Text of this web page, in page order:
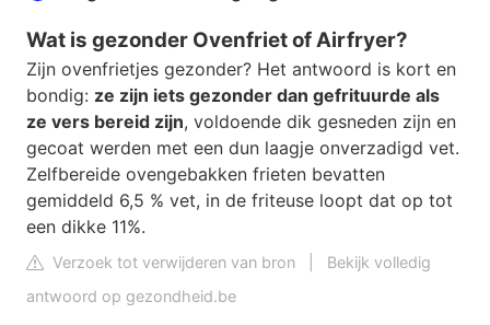
Wat is gezonder Ovenfriet of Airfryer?
Zijn ovenfrietjes gezonder? Het antwoord is kort en
bondig: ze zijn iets gezonder dan gefrituurde als
ze vers bereid zijn, voldoende dik gesneden zijn en
gecoat werden met een dun laagje onverzadigd vet.
Zelfbereide ovengebakken frieten bevatten
gemiddeld 6,5 % vet, in de friteuse loopt dat op tot
een dikke 11%.
Verzoek tot verwijderen van bron
Bekijk volledig
antwoord op gezondheid.be